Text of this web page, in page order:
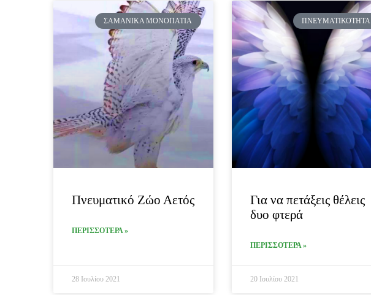
ΣΑΜΑΝΙΚΆ ΜΟΝΟΠΆΤΙΑ
Πνευματικό Ζώο Αετός
ΠΕΡΙΣΣΟΤΕΡΑ »
28 Ιουλίου 2021
ΠΝΕΥΜΑΤΙΚΌΤΗΤΑ
Για να πετάξεις θέλεις
δυο φτερά
ΠΕΡΙΣΣΟΤΕΡΑ »
20 Ιουλίου 2021